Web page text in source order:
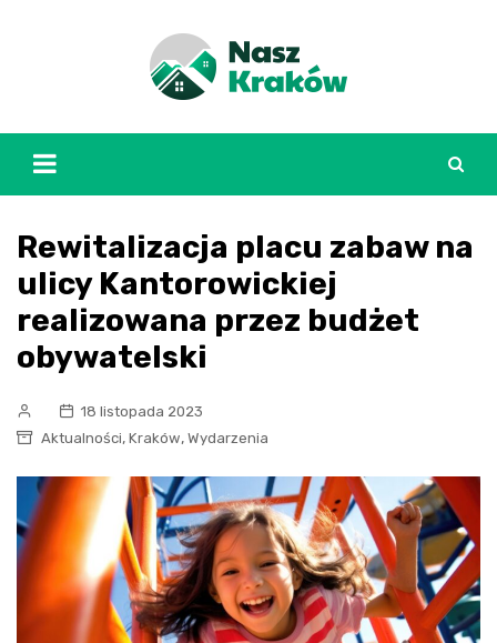
Rewitalizacja placu zabaw na
ulicy Kantorowickiej
realizowana przez budżet
obywatelski
18 listopada 2023
Aktualności, Kraków, Wydarzenia